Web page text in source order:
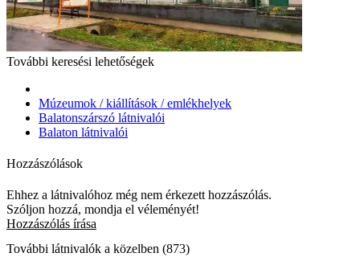
További keresési lehetőségek
Múzeumok / kiállítások / emlékhelyek
Balatonszárszó látnivalói
Balaton látnivalói
Hozzászólások
Ehhez a látnivalóhoz még nem érkezett hozzászólás.
Szóljon hozzá, mondja el véleményét!
Hozzászólás írása
További látnivalók a közelben (873)